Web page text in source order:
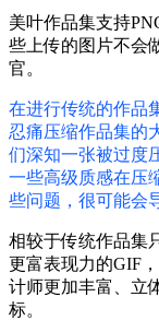
美叶作品集支持
些上传的图片不会
官。
在进行传统的作品
忍痛压缩作品集的
们深知一张被过度
一些高级质感在压
些问题，很可能会
相较于传统作品集
更富表现力的GIF
计师更加丰富、立
标。